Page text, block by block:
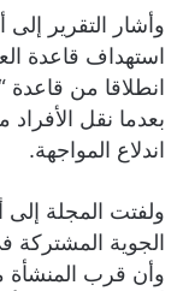
وأشار التقرير
استهداف قاعدة
انطلاقا من قاعدة
بعدما نقل
اندلاع المواجهة.
ولفتت المجلة إلى
الجوية المشتركة
وأن قرب المنشأة